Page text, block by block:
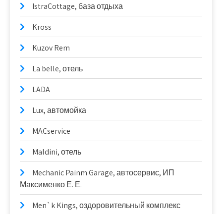
IstraCottage, база отдыха
Kross
Kuzov Rem
La belle, отель
LADA
Lux, автомойка
MACservice
Maldini, отель
Mechanic Painm Garage, автосервис, ИП
Максименко Е. Е.
Men`k Kings, оздоровительный комплекс